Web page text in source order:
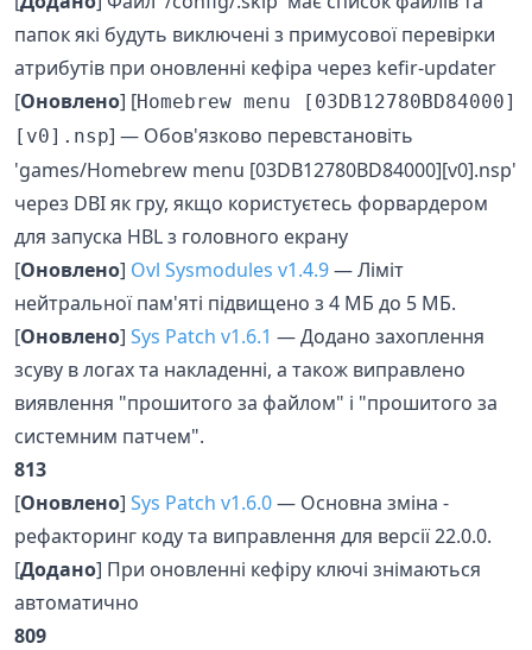
папок які будуть виключені з примусової перевірки
атрибутів при оновленні кефіра через kefir-updater
[Оновлено] [Homebrew menu [03DB12780BD84000]
[v0].nsp] — Обов'язково перевстановіть
'games/Homebrew menu [03DB12780BD84000][v0].nsp'
через DBI як гру, якщо користуєтесь форвардером
для запуска HBL з головного екрану
[Оновлено] Ovl Sysmodules v1.4.9— Ліміт
нейтральної пам'яті підвищено з 4 МБ до 5 МБ.
[Оновлено] Sys Patch v1.6.1 — Додано захоплення
зсуву в логах та накладенні, а також виправлено
виявлення "прошитого за файлом" і "прошитого за
системним патчем".
813
[Оновлено] Sys Patch v1.6.0— Основна зміна -
рефакторинг коду та виправлення для версії 22.0.0.
[Додано] При оновленні кефіру ключі знімаються
автоматично
809